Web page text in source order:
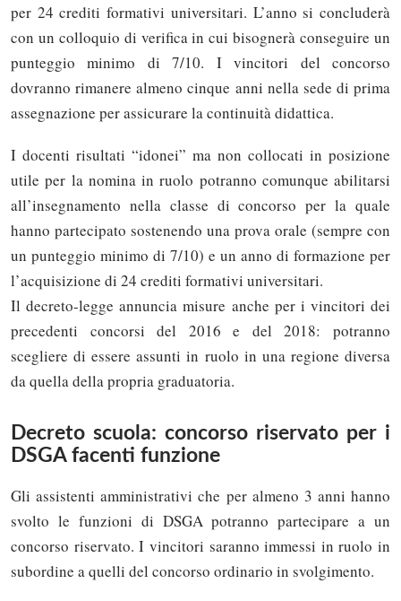
per 24 crediti formativi universitari. L’anno si concluderà
con un colloquio di verifica in cui bisognerà conseguire un
punteggio minimo di 7/10. I vincitori del concorso
dovranno rimanere almeno cinque anni nella sede di prima
assegnazione per assicurare la continuità didattica.
I docenti risultati “idonei” ma non collocati in posizione
utile per la nomina in ruolo potranno comunque abilitarsi
all’insegnamento nella classe di concorso per la quale
hanno partecipato sostenendo una prova orale (sempre con
un punteggio minimo di 7/10) e un anno di formazione per
l’acquisizione di 24 crediti formativi universitari.
Il decreto-legge annuncia misure anche per i vincitori dei
precedenti concorsi del 2016 e del 2018: potranno
scegliere di essere assunti in ruolo in una regione diversa
da quella della propria graduatoria.
Decreto scuola: concorso riservato per i
DSGA facenti funzione
Gli assistenti amministrativi che per almeno 3 anni hanno
svolto le funzioni di DSGA potranno partecipare a un
concorso riservato. I vincitori saranno immessi in ruolo in
subordine a quelli del concorso ordinario in svolgimento.